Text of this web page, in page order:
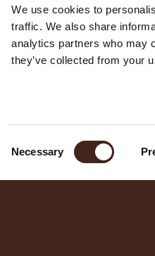
We use cookies to
traffic. We also share
analytics partners who may
they’ve collected from your
Necessary